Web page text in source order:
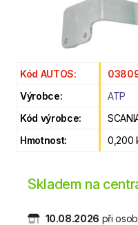
Kód AUTOS:
Výrobce:
ATP
Kód výrobce:
Hmotnost:
0,200
Skladem na
10.08.2026 při